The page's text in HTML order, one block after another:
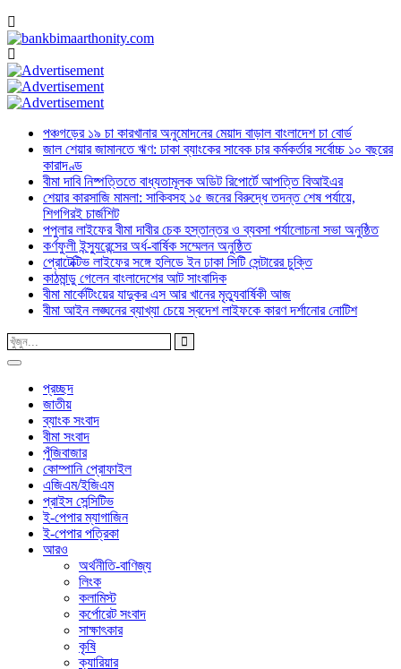
পঞ্চগড়ের ১৯ চা কারখানার অনুমোদনের মেয়াদ বাড়াল বাংলাদেশ চা বোর্ড
জাল শেয়ার জামানতে ঋণ: ঢাকা ব্যাংকের সাবেক চার কর্মকর্তার সর্বোচ্চ ১০ বছরের
কারাদণ্ড
বীমা দাবি নিষ্পত্তিতে বাধ্যতামূলক অডিট রিপোর্টে আপত্তি বিআইএর
শেয়ার কারসাজি মামলা: সাকিবসহ ১৫ জনের বিরুদ্ধে তদন্ত শেষ পর্যায়ে,
শিগগিরই চার্জশিট
পপুলার লাইফের বীমা দাবীর চেক হস্তান্তর ও ব্যবসা পর্যালোচনা সভা অনুষ্ঠিত
কর্ণফুলী ইন্স্যুরেন্সের অর্ধ-বার্ষিক সম্মেলন অনুষ্ঠিত
প্রোটেক্টিভ লাইফের সঙ্গে হলিডে ইন ঢাকা সিটি সেন্টারের চুক্তি
কাঠমান্ডু গেলেন বাংলাদেশের আট সাংবাদিক
বীমা মার্কেটিংয়ের যাদুকর এস আর খানের মৃত্যুবার্ষিকী আজ
বীমা আইন লঙ্ঘনের ব্যাখ্যা চেয়ে স্বদেশ লাইফকে কারণ দর্শানোর নোটিশ
প্রচ্ছদ
জাতীয়
ব্যাংক সংবাদ
বীমা সংবাদ
পুঁজিবাজার
কোম্পানি প্রোফাইল
এজিএম/ইজিএম
প্রাইস সেন্সিটিভ
ই-পেপার ম্যাগাজিন
ই-পেপার পত্রিকা
আরও
অর্থনীতি-বাণিজ্য
লিংক
কলামিস্ট
কর্পোরেট সংবাদ
সাক্ষাৎকার
কৃষি
ক্যারিয়ার